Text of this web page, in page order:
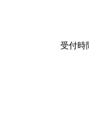
受付時